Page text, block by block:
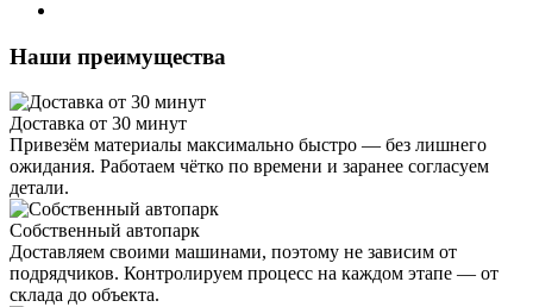
Наши преимущества
Доставка от 30 минут
Привезём материалы максимально быстро — без лишнего
ожидания. Работаем чётко по времени и заранее согласуем
детали.
Собственный автопарк
Доставляем своими машинами, поэтому не зависим от
подрядчиков. Контролируем процесс на каждом этапе — от
склада до объекта.